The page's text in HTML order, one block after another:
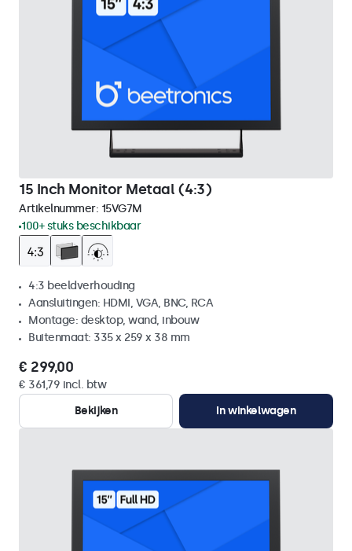
15 Inch Monitor Metaal (4:3)
Artikelnummer: 15VG7M
100+ stuks beschikbaar
4:3 beeldverhouding
Aansluitingen: HDMI, VGA, BNC, RCA
Montage: desktop, wand, inbouw
Buitenmaat: 335 x 259 x 38 mm
€ 299,00
€ 361,79 incl. btw
Bekijken
In winkelwagen